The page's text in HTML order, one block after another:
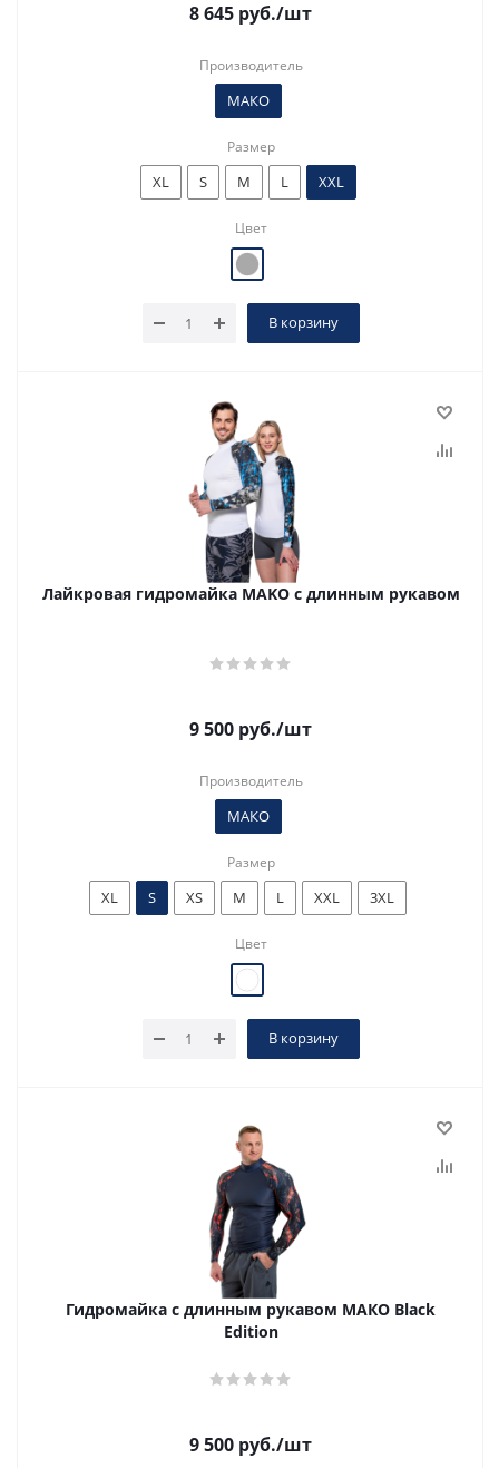
8 645 руб./шт
Производитель
МАКО
Размер
XL S M L XXL
Цвет
В корзину
Лайкровая гидромайка MAKO с длинным рукавом
9 500 руб./шт
Производитель
МАКО
Размер
XL S XS M L XXL 3XL
Цвет
В корзину
Гидромайка с длинным рукавом МАКО Black
Edition
9 500 руб./шт